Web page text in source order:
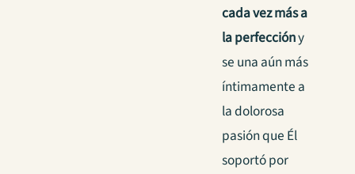
cada vez más a
la perfeccióny
se una aún más
íntimamente a
la dolorosa
pasión que Él
soportó por